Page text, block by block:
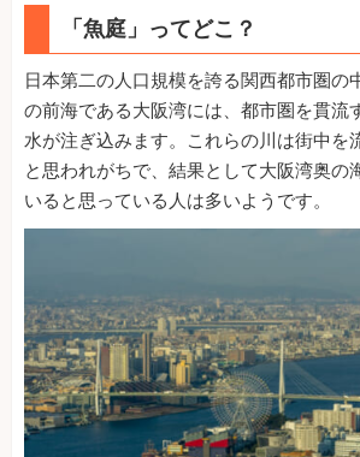
「魚庭」ってどこ？
日本第二の人口規模を誇る関西都市圏の
の前海である大阪湾には、都市圏を貫流
水が注ぎ込みます。これらの川は街中を
と思われがちで、結果として大阪湾奥の
いると思っている人は多いようです。